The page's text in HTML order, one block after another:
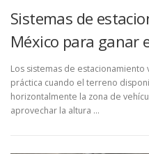
Sistemas de
México para ganar
Los sistemas de
práctica cuando el terreno
horizontalmente la zona de
aprovechar la altura …